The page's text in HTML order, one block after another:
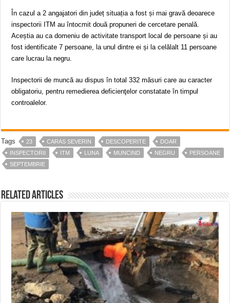
În cazul a 2 angajatori din județ situația a fost și mai gravă deoarece
inspectorii ITM au întocmit două propuneri de cercetare penală.
Aceștia au ca domeniu de activitate transport local de persoane și au
fost identificate 7 persoane, la unul dintre ei și la celălalt 11 persoane
care lucrau la negru.
Inspectorii de muncă au dispus în total 332 măsuri care au caracter
obligatoriu, pentru remedierea deficienţelor constatate în timpul
controalelor.
Tags 23 CARAS SEVERIN DESCOPERITE
DOAR
INSPECTORII
ITM LUNA MUNCIND NEGRU
PERSOANE
SEPTEMBRIE
Related Articles